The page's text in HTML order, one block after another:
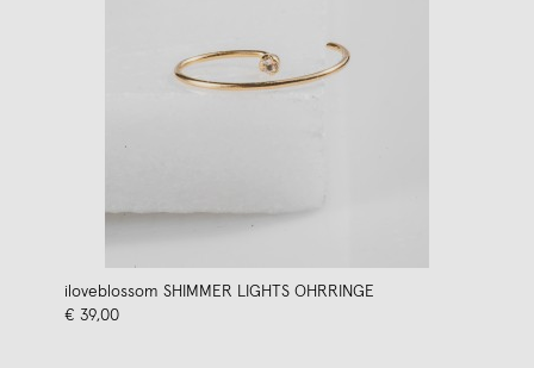
iloveblossom SHIMMER LIGHTS OHRRINGE
€ 39,00